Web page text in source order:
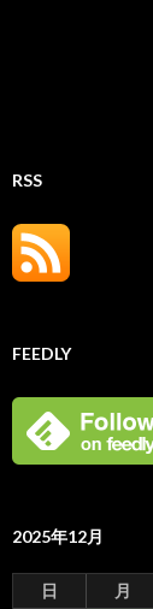
RSS
FEEDLY
2025年12月
日 月